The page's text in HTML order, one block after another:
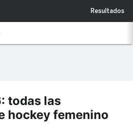
Resultados
todas las
hockey femenino